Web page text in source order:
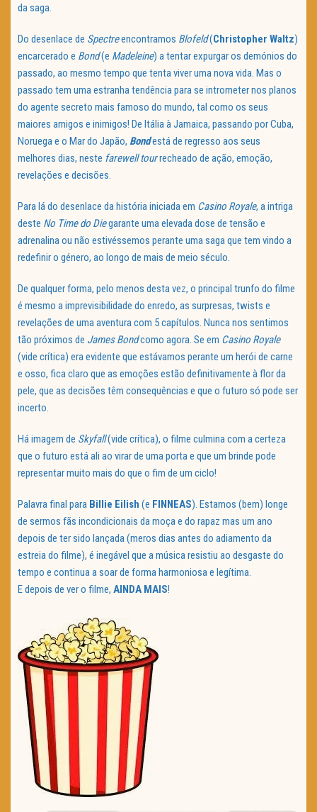
da saga.
Do desenlace de Spectreencontramos Blofeld(Christopher Waltz)
encarcerado e Bond(e Madeleine) a tentar expurgar os demónios do
passado, ao mesmo tempo que tenta viver uma nova vida. Mas o
passado tem uma estranha tendência para se intrometer nos planos
do agente secreto mais famoso do mundo, tal como os seus
maiores amigos e inimigos! De Itália à Jamaica, passando por Cuba,
Noruega e o Mar do Japão, Bondestá de regresso aos seus
melhores dias, neste farewell tourrecheado de ação, emoção,
revelações e decisões.
Para lá do desenlace da história iniciada em Casino Royale, a intriga
deste No Time do Diegarante uma elevada dose de tensão e
adrenalina ou não estivéssemos perante uma saga que tem vindo a
redefinir o género, ao longo de mais de meio século.
De qualquer forma, pelo menos desta vez, o principal trunfo do filme
é mesmo a imprevisibilidade do enredo, as surpresas, twists e
revelações de uma aventura com 5 capítulos. Nunca nos sentimos
tão próximos de James Bondcomo agora. Se em Casino Royale
(vide crítica) era evidente que estávamos perante um herói de carne
e osso, fica claro que as emoções estão definitivamente à flor da
pele, que as decisões têm consequências e que o futuro só pode ser
incerto.
Há imagem de Skyfall(vide crítica), o filme culmina com a certeza
que o futuro está ali ao virar de uma porta e que um brinde pode
representar muito mais do que o fim de um ciclo!
Palavra final para Billie Eilish (e FINNEAS). Estamos (bem) longe
de sermos fãs incondicionais da moça e do rapaz mas um ano
depois de ter sido lançada (meros dias antes do adiamento da
estreia do filme), é inegável que a música resistiu ao desgaste do
tempo e continua a soar de forma harmoniosa e legítima.
E depois de ver o filme, AINDA MAIS!